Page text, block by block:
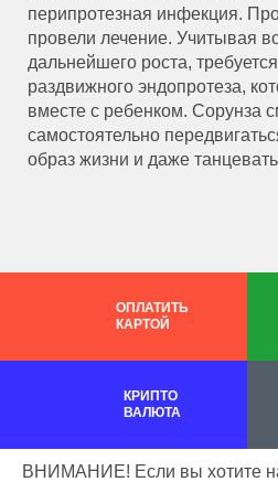
перипротезная инфекция.
провели лечение. Учитывая
дальнейшего роста,
раздвижного эндопротеза,
вместе с ребенком. Сорунза
самостоятельно
образ жизни и даже
ОПЛАТИТЬ
КАРТОЙ
КРИПТО
ВАЛЮТА
ВНИМАНИЕ! Если вы хотите